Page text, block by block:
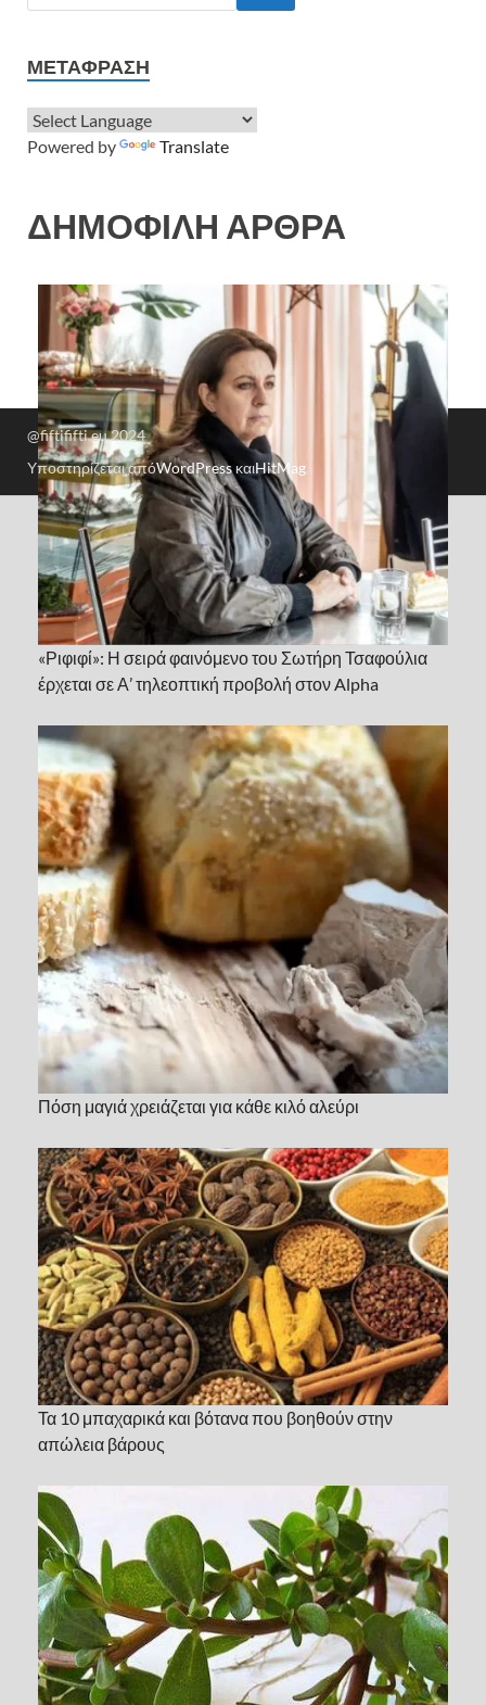
ΜΕΤΆΦΡΑΣΗ
Powered by Translate
ΔΗΜΟΦΙΛΗ ΑΡΘΡΑ
«Ριφιφί»: Η σειρά φαινόμενο του Σωτήρη Τσαφούλια
έρχεται σε Α’ τηλεοπτική προβολή στον Alpha
Πόση μαγιά χρειάζεται για κάθε κιλό αλεύρι
Τα 10 μπαχαρικά και βότανα που βοηθούν στην
απώλεια βάρους
@fiftififti.eu 2024
Υποστηρίζεται απόWordPressκαιHitMag.